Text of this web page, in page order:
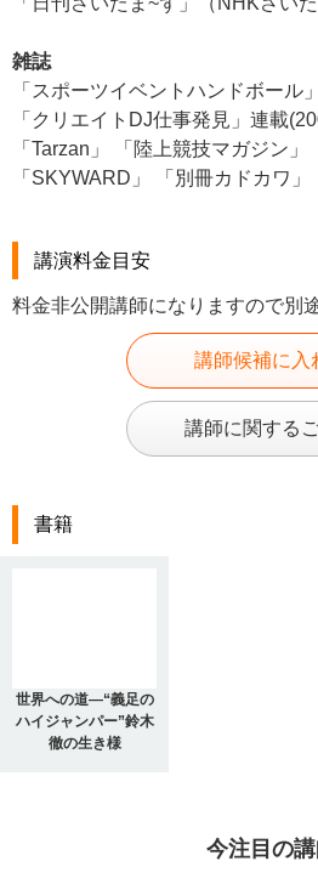
雑誌
「スポーツイベントハンドボー
「クリエイトDJ仕事発見」連載
「Tarzan」 「陸上競技マガジン」
「SKYWARD」 「別冊カドカワ」
講演料金目安
料金非公開講師になりますので別
講師候補に入
講師に関する
書籍
世界への道―“義足の
ハイジャンパー”鈴木
徹の生き様
今注目の